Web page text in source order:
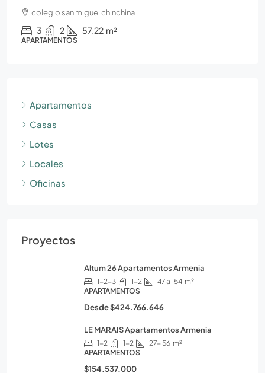
colegio san miguel chinchina
3 2 57.22 m²
APARTAMENTOS
Apartamentos
Casas
Lotes
Locales
Oficinas
Proyectos
Altum 26 Apartamentos Armenia
1-2-3 1-2 47 a 154 m²
APARTAMENTOS
Desde$424.766.646
LE MARAIS Apartamentos Armenia
1-2 1-2 27- 56 m²
APARTAMENTOS
$154.537.000